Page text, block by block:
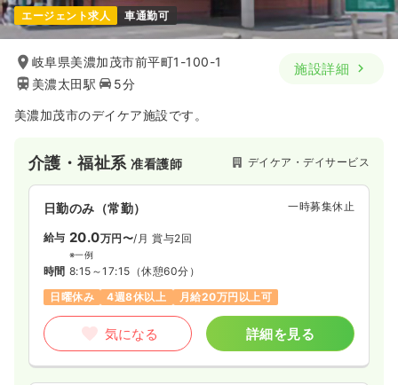
エージェント求人 車通勤可
岐阜県美濃加茂市前平町1-100-1
美濃太田駅
5分
施設詳細
美濃加茂市のデイケア施設です。
介護・福祉系准看護師 デイケア・デイサービス
日勤のみ（常勤） 一時募集休止
給与 20.0万円〜/月 賞与2回
※一例
時間 8:15～17:15 （休憩60分）
日曜休み
4週8休以上 月給20万円以上可
気になる 詳細を見る